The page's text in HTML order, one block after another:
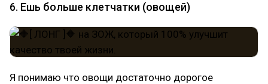
6. Ешь больше клетчатки (овощей)
Я понимаю что овощи достаточно дорогое